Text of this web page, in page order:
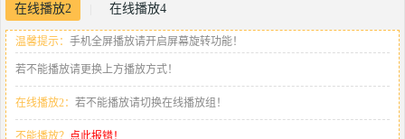
在线播放2 在线播放4
温馨提示： 手机全屏播放请开启屏幕旋转功能！
若不能播放请更换上方播放方式！
在线播放2： 若不能播放请切换在线播放组！
不能播放？ 点此报错！